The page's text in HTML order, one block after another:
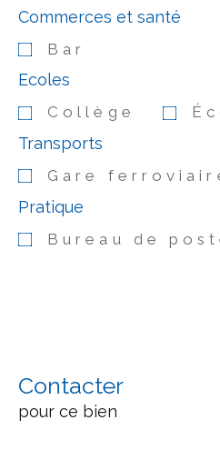
Commerces et santé
Bar
Ecoles
Collège
Transports
Gare
Pratique
Bureau de
Contacter
pour ce bien